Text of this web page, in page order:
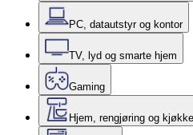
PC, datautstyr og kontor
TV, lyd og smarte hjem
Gaming
Hjem, rengjøring og